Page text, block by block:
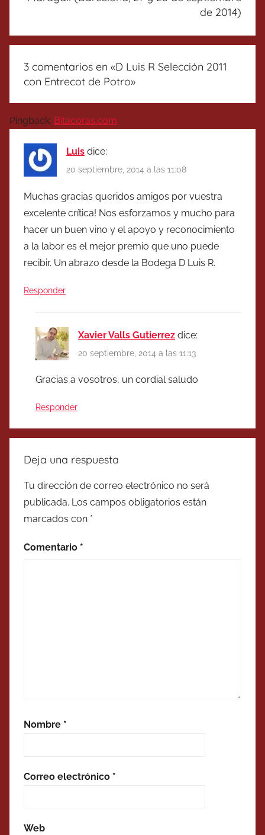
de 2014)
3 comentarios en «D Luis R Selección 2011
con Entrecot de Potro»
Pingback: Bitacoras.com
Luis dice:
20 septiembre, 2014 a las 11:08
Muchas gracias queridos amigos por vuestra
excelente crítica! Nos esforzamos y mucho para
hacer un buen vino y el apoyo y reconocimiento
a la labor es el mejor premio que uno puede
recibir. Un abrazo desde la Bodega D Luis R.
Responder
Xavier Valls Gutierrez dice:
20 septiembre, 2014 a las 11:13
Gracias a vosotros, un cordial saludo
Responder
Deja una respuesta
Tu dirección de correo electrónico no será
publicada. Los campos obligatorios están
marcados con *
Comentario *
Nombre *
Correo electrónico *
Web